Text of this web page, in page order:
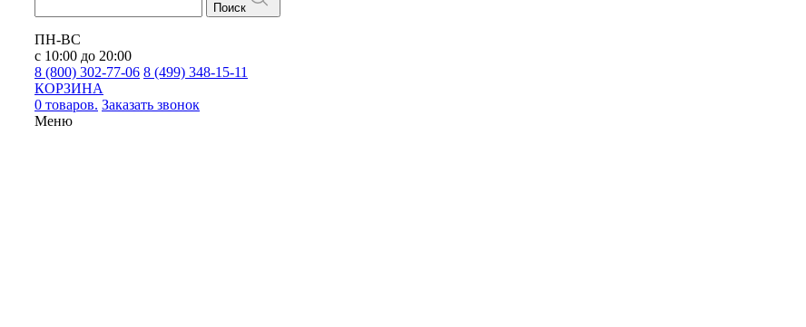
Поиск
ПН-ВС
с 10:00 до 20:00
8 (800) 302-77-06 8 (499) 348-15-11
КОРЗИНА
0 товаров. Заказать звонок
Меню